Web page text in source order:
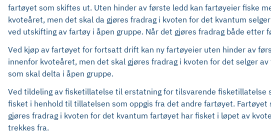
fartøyet som skiftes ut. Uten hinder av første ledd kan fartøyeier fiske
kvoteåret, men det skal da gjøres fradrag i kvoten for det kvantum
ved utskifting av fartøy i åpen gruppe. Når det gjøres fradrag både
Ved kjøp av fartøyet for fortsatt drift kan ny fartøyeier uten hinder av
innenfor kvoteåret, men det skal gjøres fradrag i kvoten for det selger
som skal delta i åpen gruppe.
Ved tildeling av fisketillatelse til erstatning for tilsvarende
fisket i henhold til tillatelsen som oppgis fra det andre fartøyet.
gjøres fradrag i kvoten for det kvantum fartøyet har fisket i løpet av
trekkes fra.